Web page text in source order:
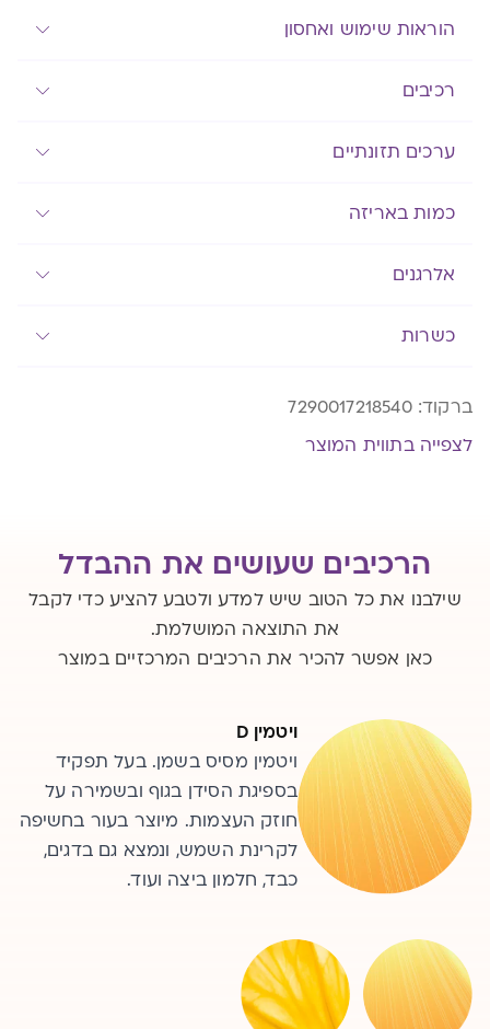
הוראות שימוש ואחסון
רכיבים
ערכים תזונתיים
כמות באריזה
אלרגנים
כשרות
ברקוד:7290017218540
לצפייה בתווית המוצר
הרכיבים שעושים את ההבדל
שילבנו את כל הטוב שיש למדע ולטבע להציע כדי לקבל
את התוצאה המושלמת.
כאן אפשר להכיר את הרכיבים המרכזיים במוצר
ויטמין D
ויטמין מסיס בשמן. בעל תפקיד
בספיגת הסידן בגוף ובשמירה על
חוזק העצמות. מיוצר בעור בחשיפה
לקרינת השמש, ונמצא גם בדגים,
כבד, חלמון ביצה ועוד.
ויטמין C
ויטמין הפועל כנוגד חמצון. חשוב
לפעילות מערכת החיסון, חיוני לייצור
קולגן בעור, וכן מסייע בספיגת ברזל
מהצומח. נמצא בפירות וירקות
טריים, למשל בפירות הדר, עגבניה